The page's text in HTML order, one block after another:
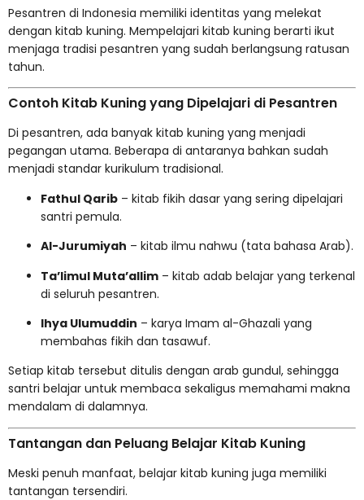
Pesantren di Indonesia memiliki identitas yang melekat
dengan kitab kuning. Mempelajari kitab kuning berarti ikut
menjaga tradisi pesantren yang sudah berlangsung ratusan
tahun.
Contoh Kitab Kuning yang Dipelajari di Pesantren
Di pesantren, ada banyak kitab kuning yang menjadi
pegangan utama. Beberapa di antaranya bahkan sudah
menjadi standar kurikulum tradisional.
Fathul Qarib – kitab fikih dasar yang sering dipelajari
santri pemula.
Al-Jurumiyah – kitab ilmu nahwu (tata bahasa Arab).
Ta’limul Muta’allim – kitab adab belajar yang terkenal
di seluruh pesantren.
Ihya Ulumuddin – karya Imam al-Ghazali yang
membahas fikih dan tasawuf.
Setiap kitab tersebut ditulis dengan arab gundul, sehingga
santri belajar untuk membaca sekaligus memahami makna
mendalam di dalamnya.
Tantangan dan Peluang Belajar Kitab Kuning
Meski penuh manfaat, belajar kitab kuning juga memiliki
tantangan tersendiri.